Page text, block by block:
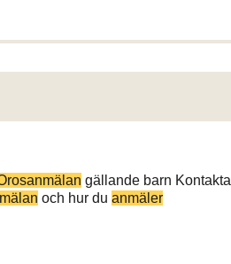
gällande barn Kontakta
och hur du anmäler